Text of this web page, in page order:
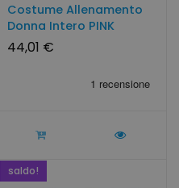
Costume Allenamento
Donna Intero PINK
SMOKE...
44,01 €
saldo!